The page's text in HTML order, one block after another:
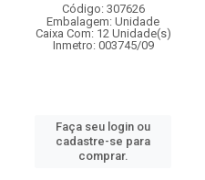
Código: 307626
Embalagem: Unidade
Caixa Com: 12 Unidade(s)
Inmetro: 003745/09
Faça seu login ou
cadastre-se para
comprar.